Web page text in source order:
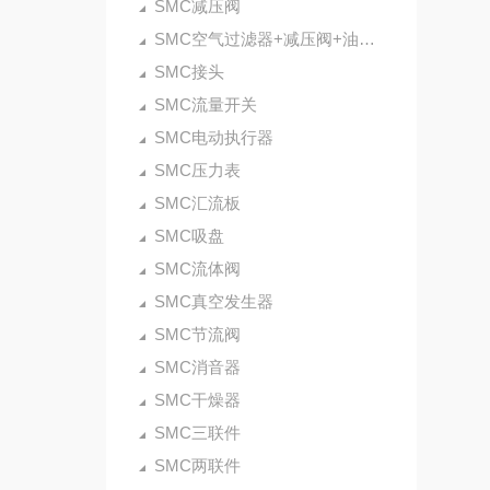
SMC减压阀
SMC空气过滤器+减压阀+油雾器
SMC接头
SMC流量开关
SMC电动执行器
SMC压力表
SMC汇流板
SMC吸盘
SMC流体阀
SMC真空发生器
SMC节流阀
SMC消音器
SMC干燥器
SMC三联件
SMC两联件